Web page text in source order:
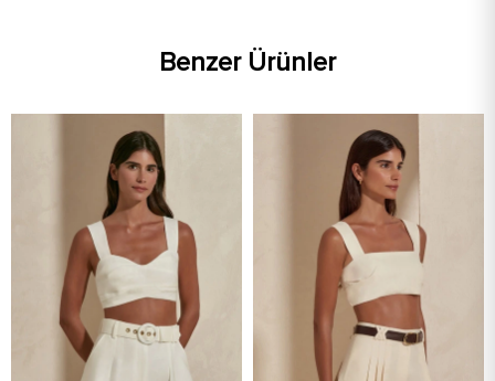
Benzer Ürünler